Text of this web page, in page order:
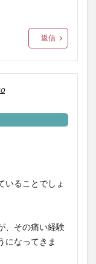
返信
いることでしょ
、その痛い経験
になってきま